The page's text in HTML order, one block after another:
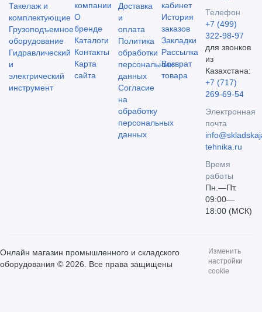
Такелаж и
комплектующие
Грузоподъемное
оборудование
Гидравлический
и
электрический
инструмент
компании
О
бренде
Каталоги
Контакты
Карта
сайта
Доставка
и
оплата
Политика
обработки
персональных
данных
Согласие
на
обработку
персональных
данных
кабинет
История
заказов
Закладки
Рассылка
Возврат
товара
Телефон
+7 (499)
322-98-97
для звонков
из
Казахстана:
+7 (717)
269-69-54
Электронная
почта
tehnika.ru
Время
работы
Пн.—Пт.
09:00—
18:00 (МСК)
Онлайн магазин промышленного и складского
оборудования © 2026. Все права защищены
Изменить
настройки
cookie